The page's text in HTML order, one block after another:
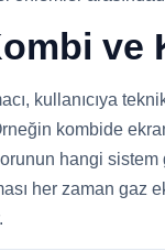
ve
kullanıcıya
kombide
hangi sistem
her zaman gaz